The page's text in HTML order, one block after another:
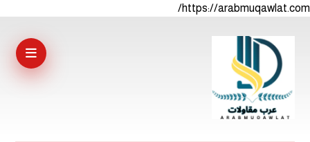
https://arabmuqawlat.com/